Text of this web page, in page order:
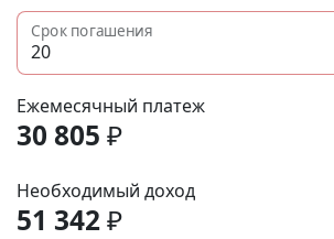
Срок погашения
Ежемесячный платеж
30 805 ₽
Необходимый доход
51 342₽